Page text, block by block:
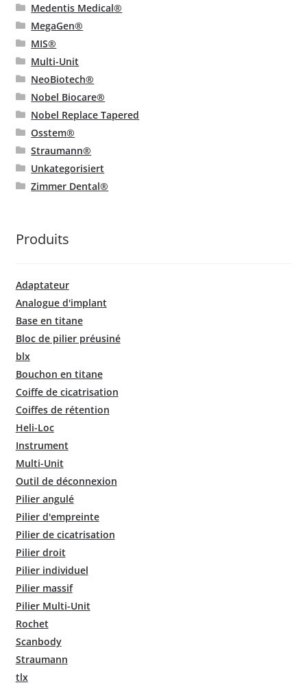
Medentis Medical®
MegaGen®
MIS®
Multi-Unit
NeoBiotech®
Nobel Biocare®
Nobel Replace Tapered
Osstem®
Straumann®
Unkategorisiert
Zimmer Dental®
Produits
Adaptateur
Analogue d'implant
Base en titane
Bloc de pilier préusiné
blx
Bouchon en titane
Coiffe de cicatrisation
Coiffes de rétention
Heli-Loc
Instrument
Multi-Unit
Outil de déconnexion
Pilier angulé
Pilier d'empreinte
Pilier de cicatrisation
Pilier droit
Pilier individuel
Pilier massif
Pilier Multi-Unit
Rochet
Scanbody
Straumann
tlx